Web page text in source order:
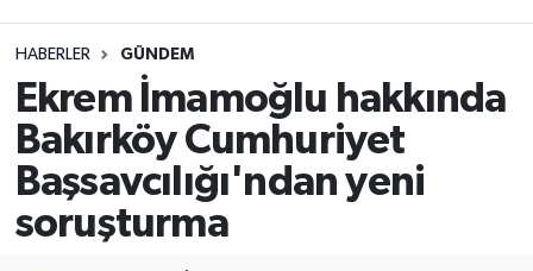
HABERLER GÜNDEM
Ekrem İmamoğlu hakkında
Bakırköy Cumhuriyet
Başsavcılığı'ndan yeni
soruşturma
DÜNYA
SİYASET
EKONOMİ
EĞİTİM
Trafik Durumu
Süper Lig Puan Durumu ve Fikstür
Tüm Manşetler
Son Dakika Haberleri